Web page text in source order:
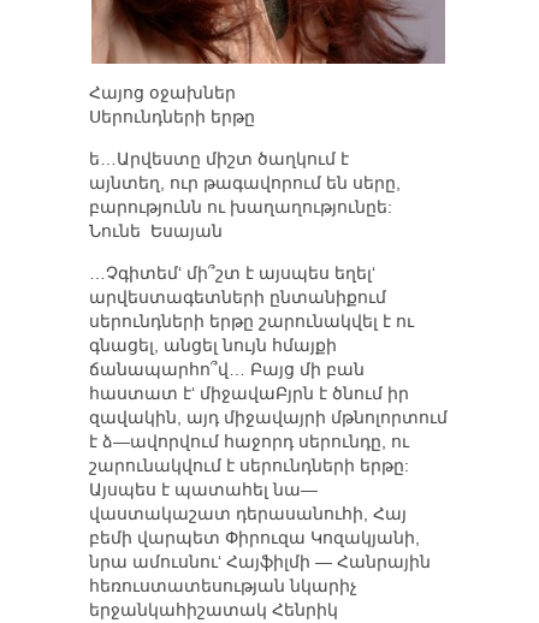
Հայոց օջախներ
Սերունդների երթը
ե…Արվեստը միշտ ծաղկում է
այնտեղ, ուր թագավորում են սերը,
բարությունն ու խաղաղությունըե:
Նունե Եսայան
…Չգիտեմ‘ մի՞շտ է այսպես եղել‘
արվեստագետների ընտանիքում
սերունդների երթը շարունակվել է ու
գնացել, անցել նույն հմայքի
ճանապարհո՞վ… Բայց մի բան
հաստատ է‘ միջավաԲյրն է ծնում իր
զավակին, այդ միջավայրի մթնոլորտում
է ձ—ավորվում հաջորդ սերունդը, ու
շարունակվում է սերունդների երթը:
Այսպես է պատահել նա—
վաստակաշատ դերասանուհի, Հայ
բեմի վարպետ Փիրուզա Կոզակյանի,
նրա ամուսնու‘ Հայֆիլմի — Հանրային
հեռուստատեսության նկարիչ
երջանկահիշատակ Հենրիկ